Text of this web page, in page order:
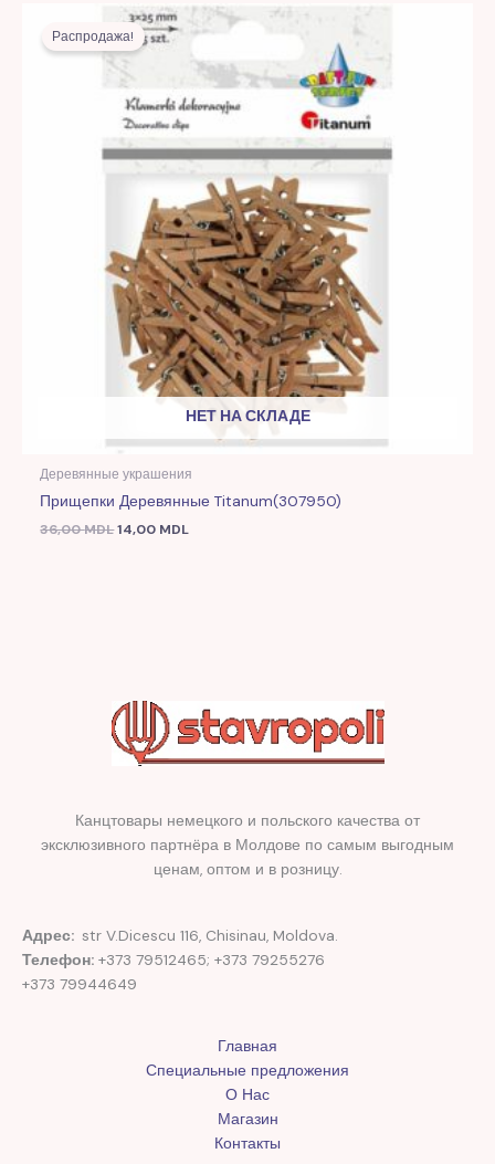
НЕТ НА СКЛАДЕ
Распродажа!
Деревянные украшения
Прищепки Деревянные Titanum(307950)
36,00MDL
Первоначальная
цена
составляла
36,00 MDL.
14,00 MDL
Текущая
цена:
Канцтовары немецкого и польского качества от
эксклюзивного партнёра в Молдове по самым выгодным
ценам, оптом и в розницу.
Адрес: str V.Dicescu 116, Chisinau, Moldova.
Телефон: +373 79512465; +373 79255276
+373 79944649
Главная
Специальные предложения
О Нас
Магазин
Контакты